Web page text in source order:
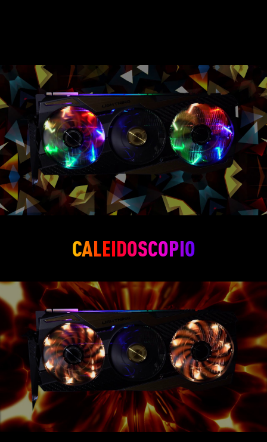
CALEIDOSCOPIO